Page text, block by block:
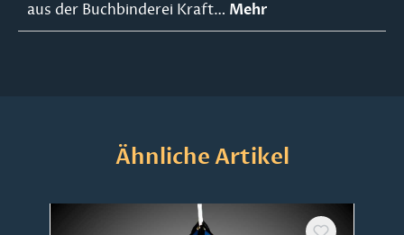
aus der Buchbinderei Kraft… Mehr
Produktgalerie überspringen
Ähnliche Artikel